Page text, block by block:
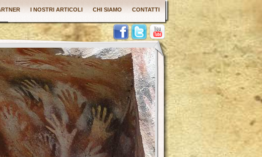
I NOSTRI ARTICOLI CHI SIAMO CONTATTI